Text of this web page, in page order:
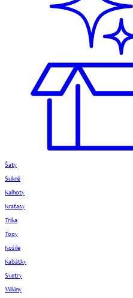
Šaty
Sukně
Kalhoty
Kraťasy
Trika
Topy
Košile
Kabátky
Svetry
Mikiny